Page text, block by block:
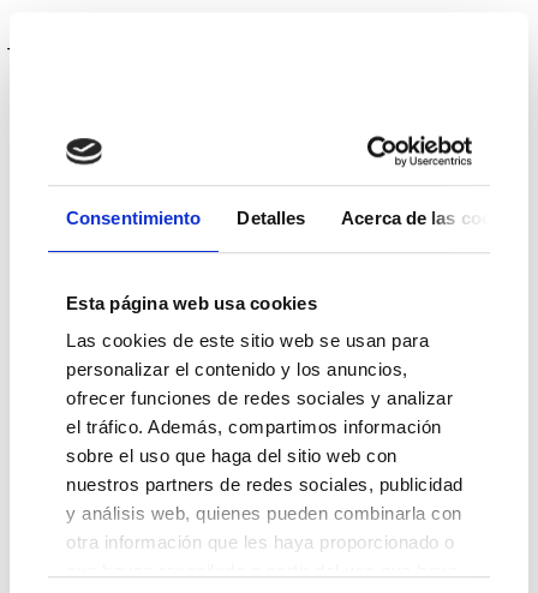
Consentimiento Detalles Acerca de las cookies
Esta página web usa cookies
Las cookies de este sitio web se usan para
personalizar el contenido y los anuncios,
ofrecer funciones de redes sociales y analizar
el tráfico. Además, compartimos información
sobre el uso que haga del sitio web con
nuestros partners de redes sociales, publicidad
y análisis web, quienes pueden combinarla con
otra información que les haya proporcionado o
Introduzca
sus
Contraseña
Inicio de sesión